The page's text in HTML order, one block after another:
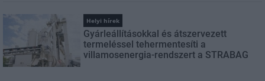
Helyi hírek
Gyárleállításokkal és átszervezett
termeléssel tehermentesíti a
villamosenergia-rendszert a STRABAG